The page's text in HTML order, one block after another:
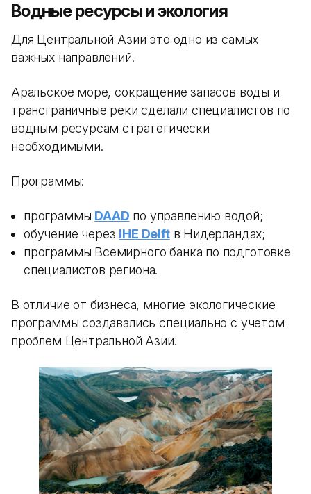
Водные ресурсы и экология
Для Центральной Азии это одно из самых
важных направлений.
Аральское море, сокращение запасов воды и
трансграничные реки сделали специалистов по
водным ресурсам стратегически
необходимыми.
Программы:
программы DAAD по управлению водой;
обучение через IHE Delftв Нидерландах;
программы Всемирного банка по подготовке
специалистов региона.
В отличие от бизнеса, многие экологические
программы создавались специально с учетом
проблем Центральной Азии.